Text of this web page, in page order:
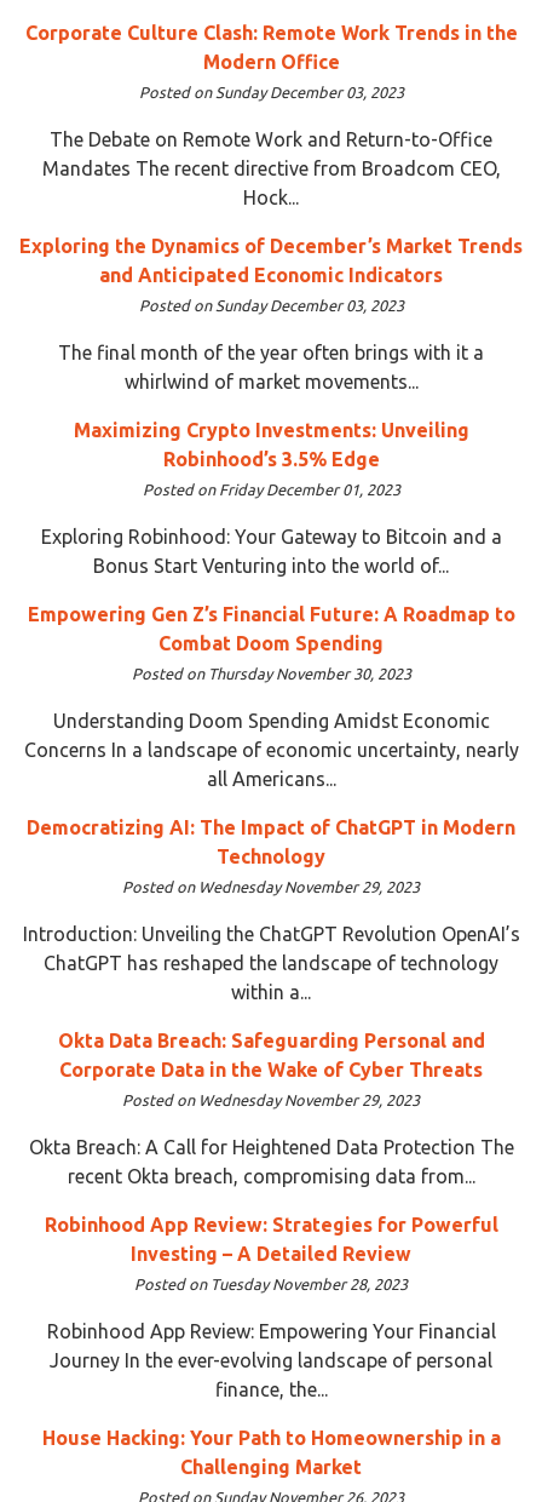
Corporate Culture Clash: Remote Work Trends in the
Modern Office
Posted on Sunday December 03, 2023
The Debate on Remote Work and Return-to-Office
Mandates The recent directive from Broadcom CEO,
Hock...
Exploring the Dynamics of December’s Market Trends
and Anticipated Economic Indicators
Posted on Sunday December 03, 2023
The final month of the year often brings with it a
whirlwind of market movements...
Maximizing Crypto Investments: Unveiling
Robinhood’s 3.5% Edge
Posted on Friday December 01, 2023
Exploring Robinhood: Your Gateway to Bitcoin and a
Bonus Start Venturing into the world of...
Empowering Gen Z’s Financial Future: A Roadmap to
Combat Doom Spending
Posted on Thursday November 30, 2023
Understanding Doom Spending Amidst Economic
Concerns In a landscape of economic uncertainty, nearly
all Americans...
Democratizing AI: The Impact of ChatGPT in Modern
Technology
Posted on Wednesday November 29, 2023
Introduction: Unveiling the ChatGPT Revolution OpenAI’s
ChatGPT has reshaped the landscape of technology
within a...
Okta Data Breach: Safeguarding Personal and
Corporate Data in the Wake of Cyber Threats
Posted on Wednesday November 29, 2023
Okta Breach: A Call for Heightened Data Protection The
recent Okta breach, compromising data from...
Robinhood App Review: Strategies for Powerful
Investing – A Detailed Review
Posted on Tuesday November 28, 2023
Robinhood App Review: Empowering Your Financial
Journey In the ever-evolving landscape of personal
finance, the...
House Hacking: Your Path to Homeownership in a
Challenging Market
Posted on Sunday November 26, 2023